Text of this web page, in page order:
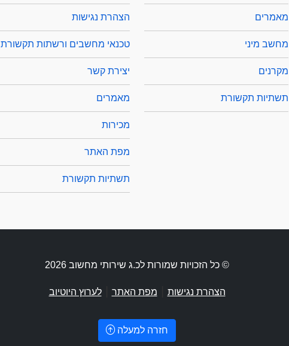
מאמרים
מחשב מיני
מקרנים
תשתיות תקשורת
הצהרת נגישות
טכנאי מחשבים ורשתות תקשורת
יצירת קשר
מאמרים
מכירות
מפת האתר
תשתיות תקשורת
© כל הזכויות שמורות לכ.ג שירותי מחשוב 2026
הצהרת נגישות מפת האתר |לערוץ היוטיוב
חזרה למעלה